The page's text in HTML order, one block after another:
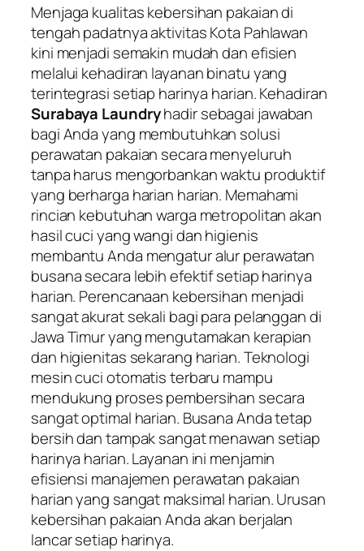
Menjaga kualitas kebersihan pakaian di
tengah padatnya aktivitas Kota Pahlawan
kini menjadi semakin mudah dan efisien
melalui kehadiran layanan binatu yang
terintegrasi setiap harinya harian. Kehadiran
Surabaya Laundryhadir sebagai jawaban
bagi Anda yang membutuhkan solusi
perawatan pakaian secara menyeluruh
tanpa harus mengorbankan waktu produktif
yang berharga harian harian. Memahami
rincian kebutuhan warga metropolitan akan
hasil cuci yang wangi dan higienis
membantu Anda mengatur alur perawatan
busana secara lebih efektif setiap harinya
harian. Perencanaan kebersihan menjadi
sangat akurat sekali bagi para pelanggan di
Jawa Timur yang mengutamakan kerapian
dan higienitas sekarang harian. Teknologi
mesin cuci otomatis terbaru mampu
mendukung proses pembersihan secara
sangat optimal harian. Busana Anda tetap
bersih dan tampak sangat menawan setiap
harinya harian. Layanan ini menjamin
efisiensi manajemen perawatan pakaian
harian yang sangat maksimal harian. Urusan
kebersihan pakaian Anda akan berjalan
lancar setiap harinya.